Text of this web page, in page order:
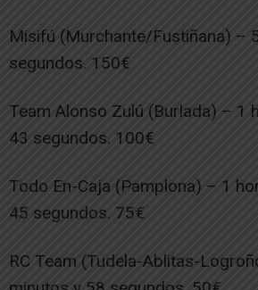
Misifú (Murchante/Fustiñana) –
segundos. 150€
Team Alonso Zulú (Burlada) – 1
43 segundos. 100€
Todo En-Caja (Pamplona) – 1
45 segundos. 75€
RC Team (Tudela-Ablitas-